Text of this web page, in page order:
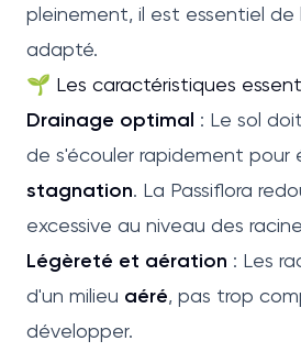
pleinement, il est essentiel de
adapté.
🌱 Les caractéristiques
Drainage optimal : Le sol
de s'écouler rapidement pour
stagnation. La Passiflora
excessive au niveau des
Légèreté et aération : Les
d'un milieu aéré, pas trop
développer.